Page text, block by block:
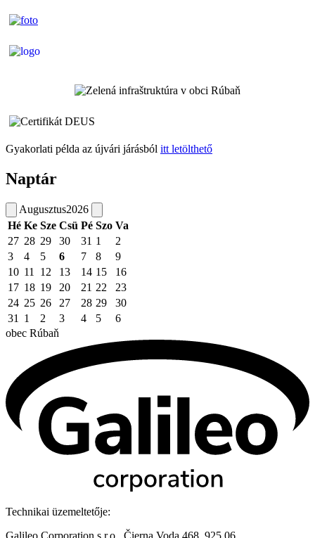
Gyakorlati példa az újvári járásból itt letölthető
Naptár
Augusztus2026
Hé Ke Sze Csü Pé Szo Va
27 28 29 30 31 1
2
3
4 5 6 7 8
9
10 11 12 13 14 15
16
17 18 19 20 21 22
23
24 25 26 27 28 29
30
31
1 2 3 4 5
6
obec Rúbaň
Technikai üzemeltetője:
Galileo Corporation s.r.o., Čierna Voda 468, 925 06